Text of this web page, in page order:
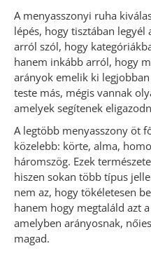
A menyasszonyi ruha
lépés, hogy tisztában legyél
arról szól, hogy
hanem inkább arról, hogy
arányok emelik ki
teste más, mégis vannak
amelyek segítenek
A legtöbb menyasszony öt
közelebb: körte, alma,
háromszög. Ezek
hiszen sokan több típus
nem az, hogy tökéletesen
hanem hogy megtaláld azt
amelyben arányosnak,
magad.